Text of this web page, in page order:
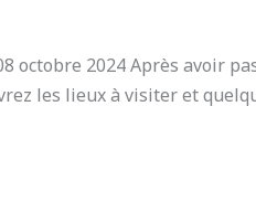
octobre 2024 Après avoir
les lieux à visiter et